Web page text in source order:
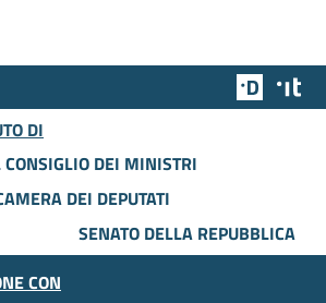
Team
DI
DEI MINISTRI
DEI DEPUTATI
SENATO DELLA REPUBBLICA
CON